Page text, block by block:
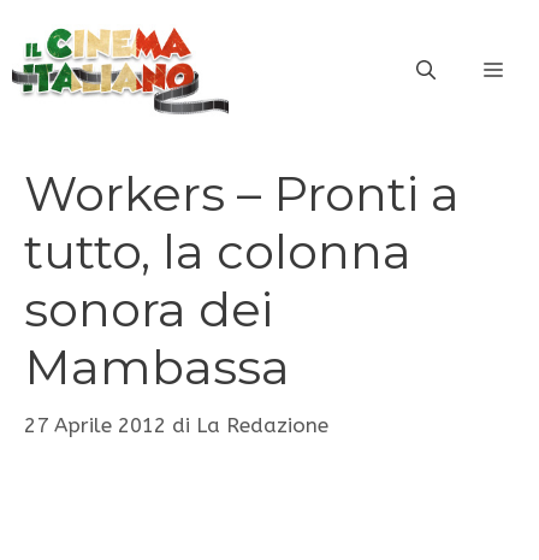
contenuto
Workers – Pronti a
tutto, la colonna
sonora dei
Mambassa
27 Aprile 2012 di La Redazione